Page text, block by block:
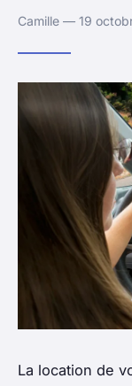
Camille — 19
La location de